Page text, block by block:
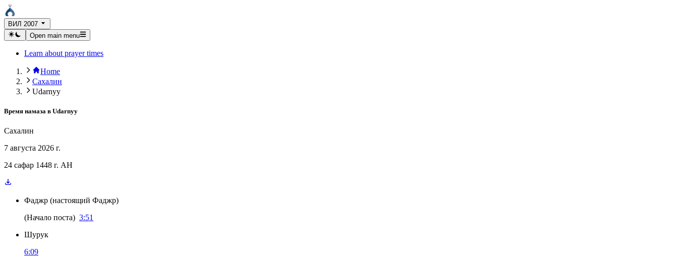
ВИЛ 2007
Open main menu
Learn about prayer times
Home
Сахалин
Udarnyy
Время намаза в Udarnyy
Сахалин
7 августа 2026 г.
24 сафар 1448 г. AH
Фаджр (настоящий Фаджр)
(Начало поста) 3:51
Шурук
6:09